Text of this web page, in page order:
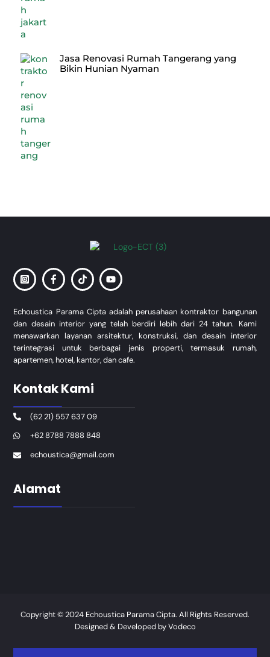
Jasa Renovasi Rumah Tangerang yang
Bikin Hunian Nyaman
Echoustica Parama Cipta adalah perusahaan kontraktor bangunan
dan desain interior yang telah berdiri lebih dari 24 tahun. Kami
menawarkan layanan arsitektur, konstruksi, dan desain interior
terintegrasi untuk berbagai jenis properti, termasuk rumah,
apartemen, hotel, kantor, dan cafe.
Kontak Kami
(62 21) 557 637 09
+62 8788 7888 848
echoustica@gmail.com
Alamat
Copyright © 2024 Echoustica Parama Cipta. All Rights Reserved.
Designed & Developed byVodeco